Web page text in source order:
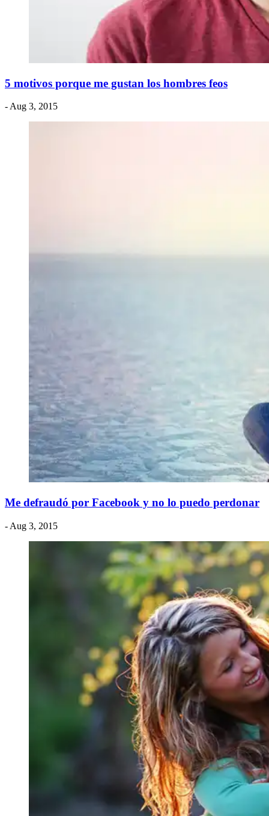
5 motivos porque me gustan los hombres feos
- Aug 3, 2015
Me defraudó por Facebook y no lo puedo perdonar
- Aug 3, 2015